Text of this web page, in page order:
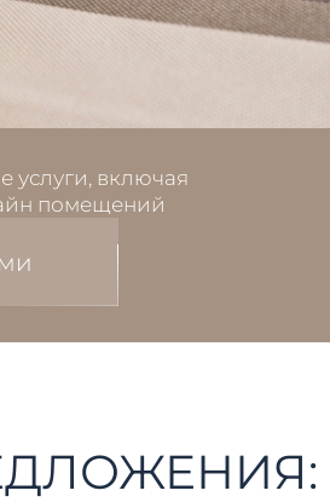
услуги, включая
помещений